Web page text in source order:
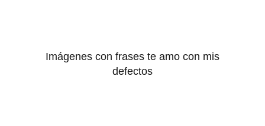
Imágenes con frases te amo con mis
defectos